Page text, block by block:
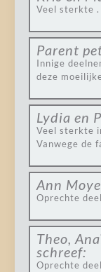
Veel sterkte .
Parent
Innige
deze
Lydia en
Veel sterkte
Vanwege de
Ann
Oprechte
Theo,
schreef:
Oprechte